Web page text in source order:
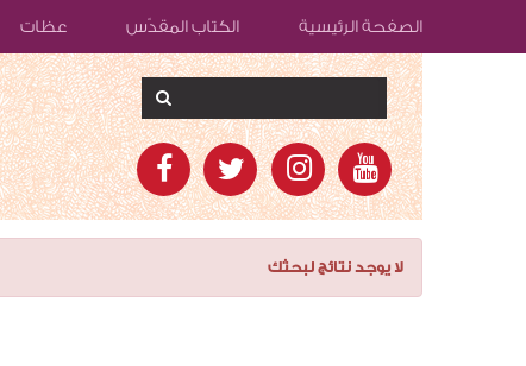
الصفحة الرئيسية الكتاب المقدّس عظات
لا يوجد نتائج لبحثك